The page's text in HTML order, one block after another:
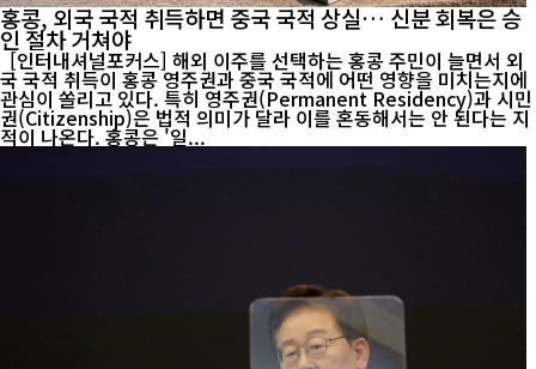
홍콩, 외국 국적 취득하면 중국 국적 상실… 신분 회복은 승
인 절차 거쳐야
[인터내셔널포커스] 해외 이주를 선택하는 홍콩 주민이 늘면서 외
국 국적 취득이 홍콩 영주권과 중국 국적에 어떤 영향을 미치는지에
관심이 쏠리고 있다. 특히 영주권(Permanent Residency)과 시민
권(Citizenship)은 법적 의미가 달라 이를 혼동해서는 안 된다는 지
적이 나온다. 홍콩은 '일...